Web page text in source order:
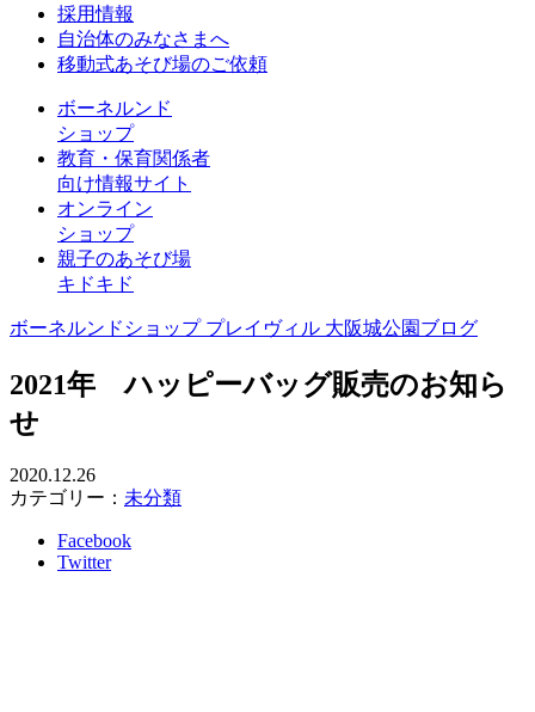
採用情報
自治体のみなさまへ
移動式あそび場のご依頼
ボーネルンド
ショップ
教育・保育関係者
向け情報サイト
オンライン
ショップ
親子のあそび場
キドキド
ボーネルンドショップ プレイヴィル 大阪城公園ブログ
2021年 ハッピーバッグ販売のお知ら
せ
2020.12.26
カテゴリー： 未分類
Facebook
Twitter